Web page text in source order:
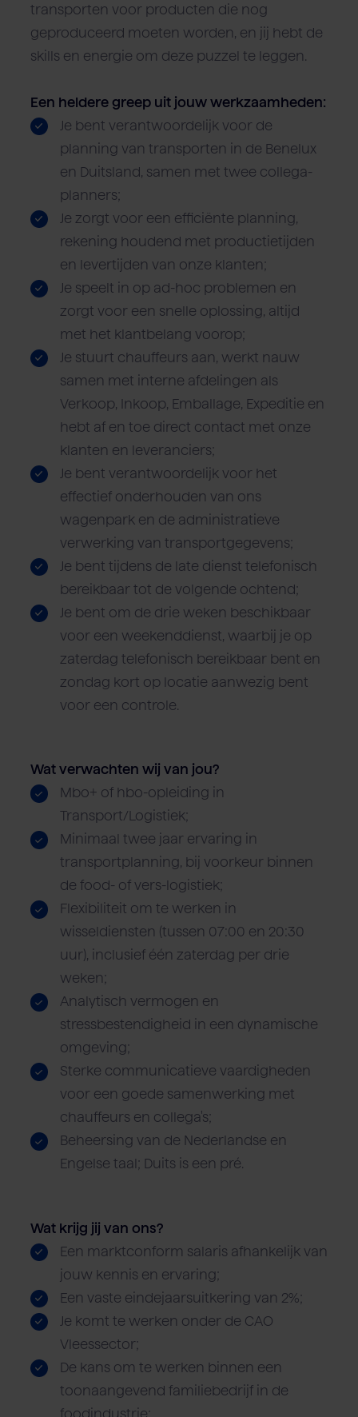
transporten voor producten die nog
geproduceerd moeten worden, en jij hebt de
skills en energie om deze puzzel te leggen.
Een heldere greep uit jouw werkzaamheden:
Je bent verantwoordelijk voor de
planning van transporten in de Benelux
en Duitsland, samen met twee collega-
planners;
Je zorgt voor een efficiënte planning,
rekening houdend met productietijden
en levertijden van onze klanten;
Je speelt in op ad-hoc problemen en
zorgt voor een snelle oplossing, altijd
met het klantbelang voorop;
Je stuurt chauffeurs aan, werkt nauw
samen met interne afdelingen als
Verkoop, Inkoop, Emballage, Expeditie en
hebt af en toe direct contact met onze
klanten en leveranciers;
Je bent verantwoordelijk voor het
effectief onderhouden van ons
wagenpark en de administratieve
verwerking van transportgegevens;
Je bent tijdens de late dienst telefonisch
bereikbaar tot de volgende ochtend;
Je bent om de drie weken beschikbaar
voor een weekenddienst, waarbij je op
zaterdag telefonisch bereikbaar bent en
zondag kort op locatie aanwezig bent
voor een controle.
Wat verwachten wij van jou?
Mbo+ of hbo-opleiding in
Transport/Logistiek;
Minimaal twee jaar ervaring in
transportplanning, bij voorkeur binnen
de food- of vers-logistiek;
Flexibiliteit om te werken in
wisseldiensten (tussen 07:00 en 20:30
uur), inclusief één zaterdag per drie
weken;
Analytisch vermogen en
stressbestendigheid in een dynamische
omgeving;
Sterke communicatieve vaardigheden
voor een goede samenwerking met
chauffeurs en collega's;
Beheersing van de Nederlandse en
Engelse taal; Duits is een pré.
Wat krijg jij van ons?
Een marktconform salaris afhankelijk van
jouw kennis en ervaring;
Een vaste eindejaarsuitkering van 2%;
Je komt te werken onder de CAO
Vleessector;
De kans om te werken binnen een
toonaangevend familiebedrijf in de
foodindustrie;